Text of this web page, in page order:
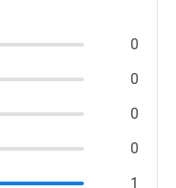
0
0
0
0
1